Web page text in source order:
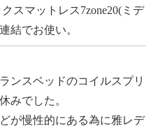
スマットレス7zone20(ミデ
結でお使い。
ンスベッドのコイルスプリ
みでした。
が慢性的にある為に雅レデ